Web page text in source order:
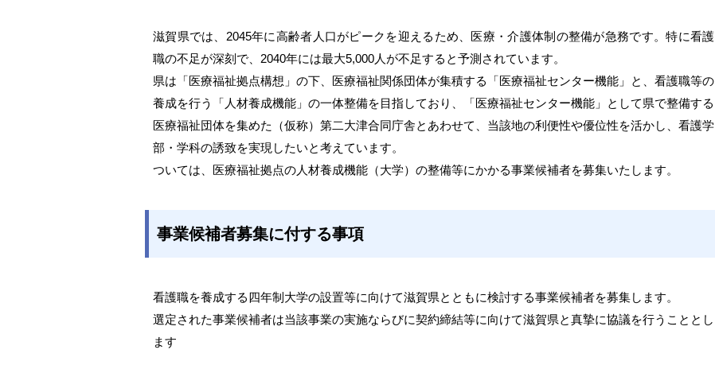
滋賀県では、2045年に高齢者人口がピークを迎えるため、医療・介護体制の整備が急務です。特に看護
職の不足が深刻で、2040年には最大5,000人が不足すると予測されています。
県は「医療福祉拠点構想」の下、医療福祉関係団体が集積する「医療福祉センター機能」と、看護職等の
養成を行う「人材養成機能」の一体整備を目指しており、「医療福祉センター機能」として県で整備する
医療福祉団体を集めた（仮称）第二大津合同庁舎とあわせて、当該地の利便性や優位性を活かし、看護学
部・学科の誘致を実現したいと考えています。
ついては、医療福祉拠点の人材養成機能（大学）の整備等にかかる事業候補者を募集いたします。
事業候補者募集に付する事項
看護職を養成する四年制大学の設置等に向けて滋賀県とともに検討する事業候補者を募集します。
選定された事業候補者は当該事業の実施ならびに契約締結等に向けて滋賀県と真摯に協議を行うこととし
ます